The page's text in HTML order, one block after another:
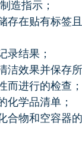
造指示；
存在贴有标签
录结果；
洁效果并保存
而进行的检查；
化学品清单；
合物和空容器